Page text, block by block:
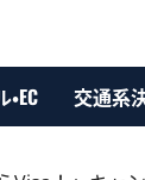
EC 交通系